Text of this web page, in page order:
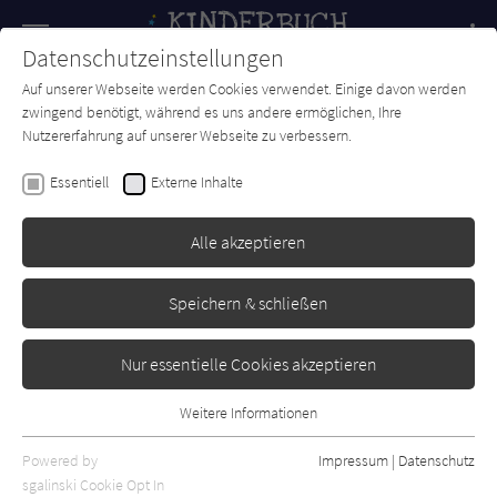
SUCHE Forum Charts Newsletter
Zdeněk Miler
Wie der kleine Maulwurf zu
seiner Hose kam
Carlsen
Datenschutzeinstellungen
Auf unserer Webseite werden Cookies verwendet. Einige davon werden
zwingend benötigt, während es uns andere ermöglichen, Ihre
Nutzererfahrung auf unserer Webseite zu verbessern.
Essentiell Externe Inhalte
Alle akzeptieren
Speichern & schließen
Nur essentielle Cookies akzeptieren
Essentielle Cookies werden für grundlegende Funktionen der
Webseite benötigt. Dadurch ist gewährleistet, dass die Webseite
Weitere Informationen
Powered by
sgalinski Cookie Opt In
Impressum | Datenschutz